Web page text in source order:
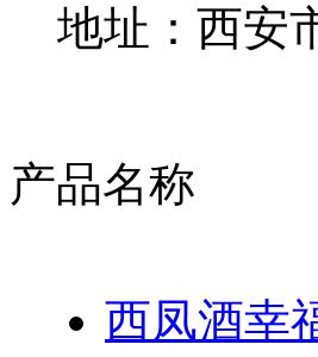
地址：西安
产品名称
西凤酒幸